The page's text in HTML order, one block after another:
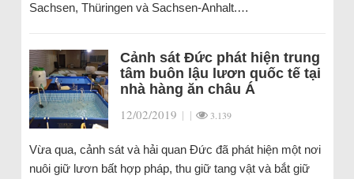
Sachsen, Thüringen và Sachsen-Anhalt.…
Cảnh sát Đức phát hiện trung
tâm buôn lậu lươn quốc tế tại
nhà hàng ăn châu Á
12/02/2019 | | 3.139
Vừa qua, cảnh sát và hải quan Đức đã phát hiện một nơi
nuôi giữ lươn bất hợp pháp, thu giữ tang vật và bắt giữ